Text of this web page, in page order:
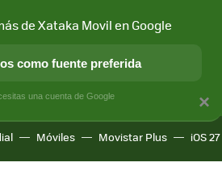
Y SOCIEDAD APLICACIONES
Móviles Movistar Plus iOS 27
×
de Xataka Movil en Google
como fuente preferida
una cuenta de Google